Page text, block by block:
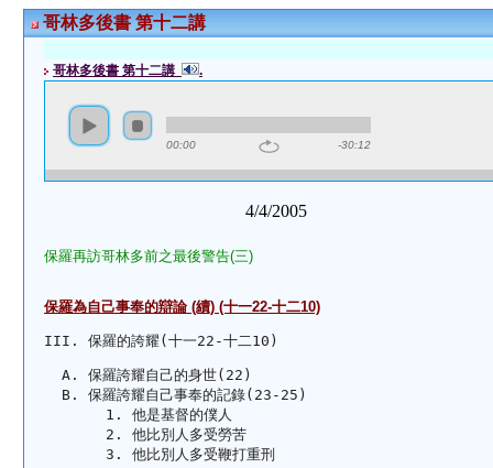
哥林多後書 第十二講
哥林多後書 第十二講 .
00:00 -30:12
4/4/2005
保羅再訪哥林多前之最後警告(三)
保羅為自己事奉的辯論 (續) (十一22-十二10)
III. 保羅的誇耀(十一22-十二10)
保羅誇耀自己的身世(22)
保羅誇耀自己事奉的記錄(23-25)
他是基督的僕人
他比別人多受勞苦
他比別人多受鞭打重刑